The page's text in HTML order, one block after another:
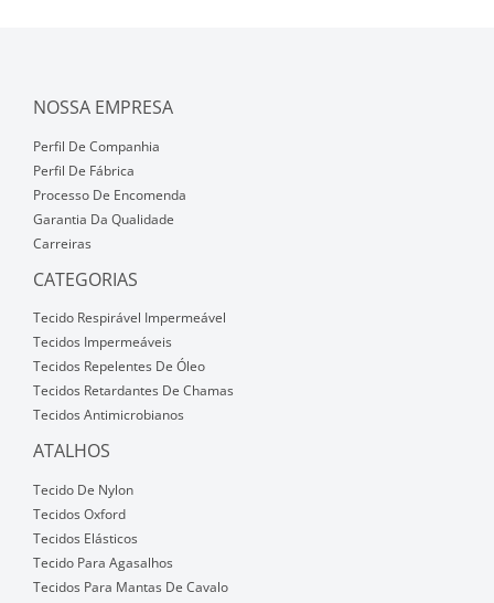
NOSSA EMPRESA
Perfil De Companhia
Perfil De Fábrica
Processo De Encomenda
Garantia Da Qualidade
Carreiras
CATEGORIAS
Tecido Respirável Impermeável
Tecidos Impermeáveis
Tecidos Repelentes De Óleo
Tecidos Retardantes De Chamas
Tecidos Antimicrobianos
ATALHOS
Tecido De Nylon
Tecidos Oxford
Tecidos Elásticos
Tecido Para Agasalhos
Tecidos Para Mantas De Cavalo